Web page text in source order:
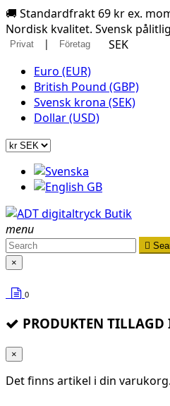
🚚 Standardfrakt 69 kr ex.
Nordisk kvalitet. Svensk
Privat | Företag
SEK
Euro (EUR)
British Pound (GBP)
Svensk krona (SEK)
Dollar (USD)
menu

×
0
PRODUKTEN TILLAGD
×
Det finns artikel i din varukorg.